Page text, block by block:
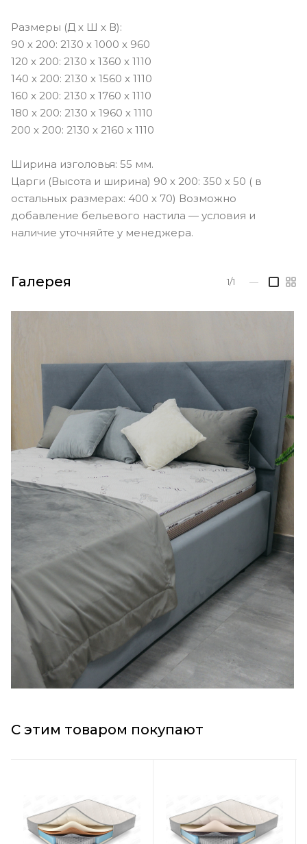
Размеры (Д х Ш х В):
90 х 200: 2130 х 1000 х 960
120 х 200: 2130 х 1360 х 1110
140 х 200: 2130 х 1560 х 1110
160 x 200: 2130 х 1760 х 1110
180 x 200: 2130 х 1960 х 1110
200 x 200: 2130 х 2160 х 1110
Ширина изголовья: 55 мм.
Царги (Высота и ширина) 90 х 200: 350 х 50 ( в
остальных размерах: 400 х 70) Возможно
добавление бельевого настила — условия и
наличие уточняйте у менеджера.
Галерея 1/1 —
С этим товаром покупают
пружины
Жесткость
Мягкий
пружины,
Независимые
пружины с зонами